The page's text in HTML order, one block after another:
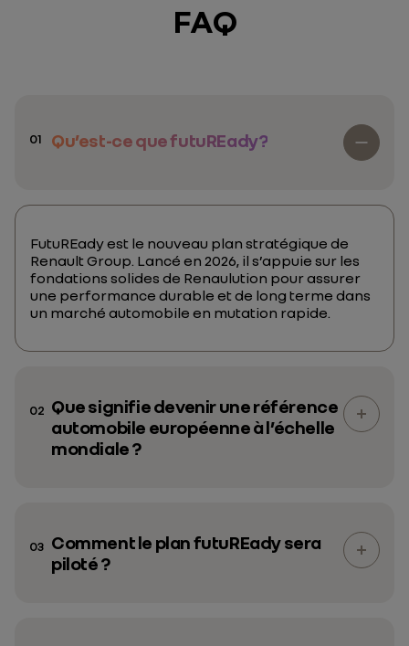
FAQ
01 Qu’est-ce que futuREady?
FutuREady est le nouveau plan stratégique de
Renault Group. Lancé en 2026, il s’appuie sur les
fondations solides de Renaulution pour assurer
une performance durable et de long terme dans
un marché automobile en mutation rapide.
02 Que signifie devenir une référence
automobile européenne à l’échelle
mondiale ?
03 Comment le plan futuREady sera
piloté ?